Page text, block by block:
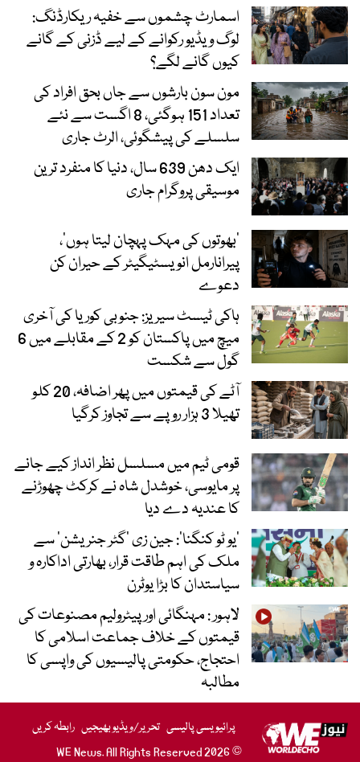
اسمارٹ چشموں سے خفیہ ریکارڈنگ:
لوگ ویڈیو رکوانے کے لیے ڈزنی کے گانے
کیوں گانے لگے؟
مون سون بارشوں سے جاں بحق افراد کی
تعداد 151 ہوگئی، 8 اگست سے نئے
سلسلے کی پیشگوئی، الرٹ جاری
ایک دھن 639 سال، دنیا کا منفرد ترین
موسیقی پروگرام جاری
‘بھوتوں کی مہک پہچان لیتا ہوں’،
پیرانارمل انویسٹیگیٹر کے حیران کن
دعوے
ہاکی ٹیسٹ سیریز: جنوبی کوریا کی آخری
میچ میں پاکستان کو 2 کے مقابلے میں 6
گول سے شکست
آٹے کی قیمتوں میں پھر اضافہ، 20 کلو
تھیلا 3 ہزار روپے سے تجاوز کرگیا
قومی ٹیم میں مسلسل نظر انداز کیے جانے
پر مایوسی، خوشدل شاہ نے کرکٹ چھوڑنے
کا عندیہ دے دیا
’یو ٹو کنگنا‘: جین زی ’گٹر جنریشن‘ سے
ملک کی اہم طاقت قرار، بھارتی اداکارہ و
سیاستدان کا بڑا یوٹرن
لاہور : مہنگائی اور پیٹرولیم مصنوعات کی
قیمتوں کے خلاف جماعت اسلامی کا
احتجاج، حکومتی پالیسیوں کی واپسی کا
مطالبہ
پرائیویسی پالیسی تحریر/ویڈیو بھیجیں رابطہ کریں
© 2026 WE News. All Rights Reserved